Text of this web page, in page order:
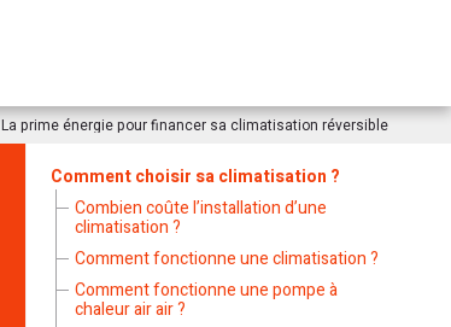
La prime énergie pour financer sa climatisation réversible
Comment choisir sa climatisation ?
Combien coûte l’installation d’une
climatisation ?
Comment fonctionne une climatisation ?
Comment fonctionne une pompe à
chaleur air air ?